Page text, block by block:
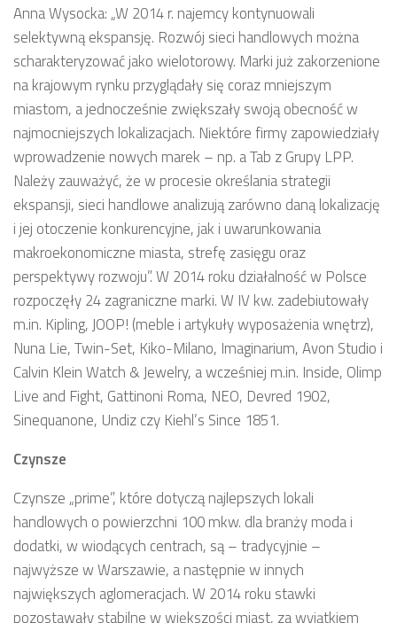
Anna Wysocka: „W 2014 r. najemcy kontynuowali
selektywną ekspansję. Rozwój sieci handlowych można
scharakteryzować jako wielotorowy. Marki już zakorzenione
na krajowym rynku przyglądały się coraz mniejszym
miastom, a jednocześnie zwiększały swoją obecność w
najmocniejszych lokalizacjach. Niektóre firmy zapowiedziały
wprowadzenie nowych marek – np. a Tab z Grupy LPP.
Należy zauważyć, że w procesie określania strategii
ekspansji, sieci handlowe analizują zarówno daną lokalizację
i jej otoczenie konkurencyjne, jak i uwarunkowania
makroekonomiczne miasta, strefę zasięgu oraz
perspektywy rozwoju”. W 2014 roku działalność w Polsce
rozpoczęły 24 zagraniczne marki. W IV kw. zadebiutowały
m.in. Kipling, JOOP! (meble i artykuły wyposażenia wnętrz),
Nuna Lie, Twin-Set, Kiko-Milano, Imaginarium, Avon Studio i
Calvin Klein Watch & Jewelry, a wcześniej m.in. Inside, Olimp
Live and Fight, Gattinoni Roma, NEO, Devred 1902,
Sinequanone, Undiz czy Kiehl’s Since 1851.
Czynsze
Czynsze „prime”, które dotyczą najlepszych lokali
handlowych o powierzchni 100 mkw. dla branży moda i
dodatki, w wiodących centrach, są – tradycyjnie –
najwyższe w Warszawie, a następnie w innych
największych aglomeracjach. W 2014 roku stawki
pozostawały stabilne w większości miast, za wyjątkiem